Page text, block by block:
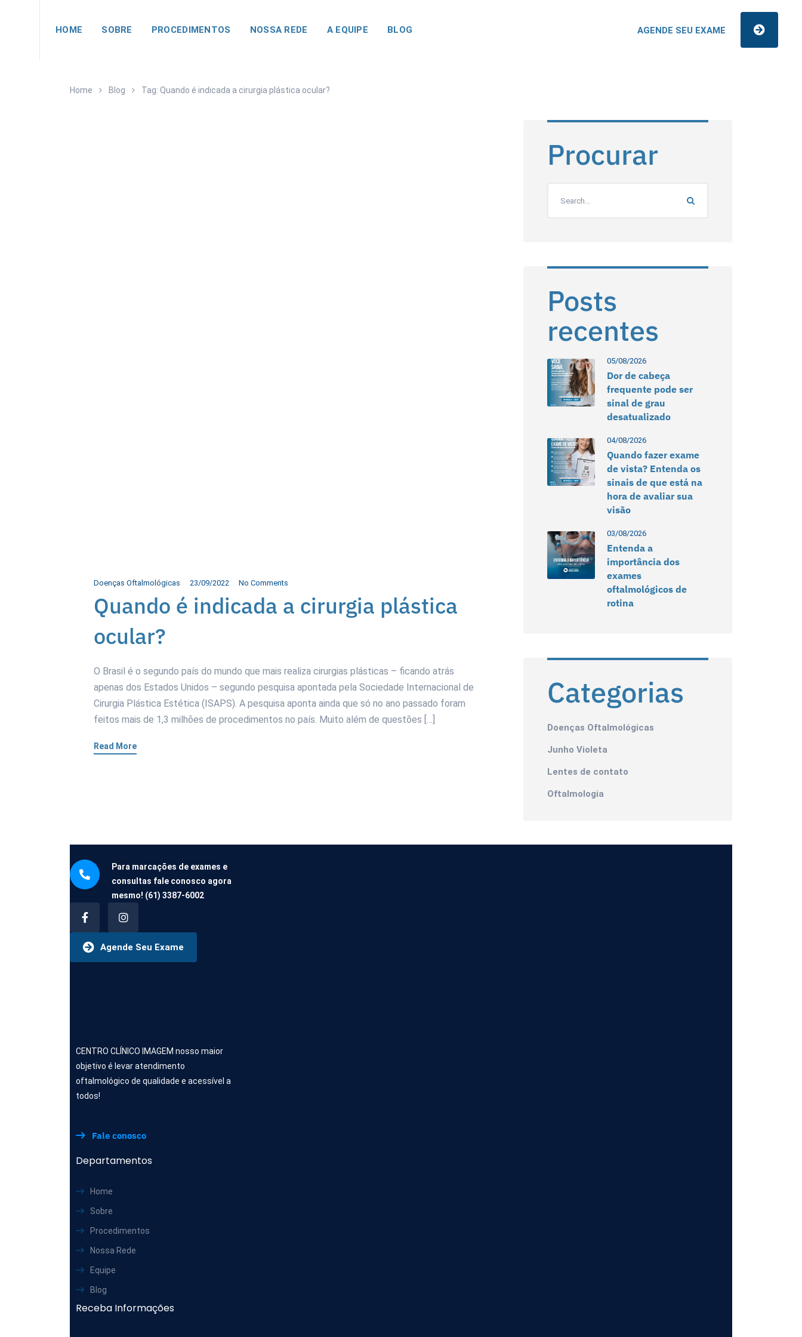
HOME SOBRE PROCEDIMENTOS NOSSA REDE A EQUIPE BLOG AGENDE SEU EXAME
Home Blog Tag: Quando é indicada a cirurgia plástica ocular?
Doenças Oftalmológicas 23/09/2022 No Comments
Quando é indicada a cirurgia plástica
ocular?
O Brasil é o segundo país do mundo que mais realiza cirurgias plásticas – ficando atrás
apenas dos Estados Unidos – segundo pesquisa apontada pela Sociedade Internacional de
Cirurgia Plástica Estética (ISAPS). A pesquisa aponta ainda que só no ano passado foram
feitos mais de 1,3 milhões de procedimentos no país. Muito além de questões […]
Read More
Procurar
Posts
recentes
05/08/2026
Dor de cabeça
frequente pode ser
sinal de grau
desatualizado
04/08/2026
Quando fazer exame
de vista? Entenda os
sinais de que está na
hora de avaliar sua
visão
03/08/2026
Entenda a
importância dos
exames
oftalmológicos de
rotina
Categorias
Doenças Oftalmológicas
Junho Violeta
Lentes de contato
Oftalmologia
Para marcações de exames e
consultas fale conosco agora
mesmo! (61) 3387-6002
Agende Seu Exame
CENTRO CLÍNICO IMAGEM nosso maior
objetivo é levar atendimento
oftalmológico de qualidade e acessível a
todos!
Fale conosco
Departamentos
Home
Sobre
Procedimentos
Nossa Rede
Equipe
Blog
Receba Informações